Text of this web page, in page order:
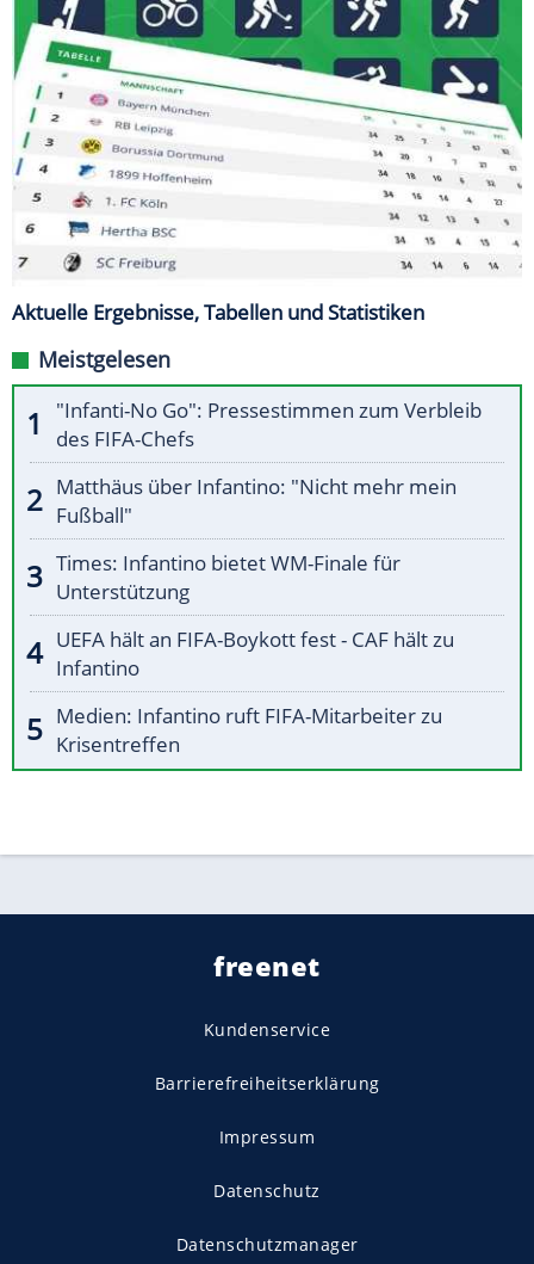
Aktuelle Ergebnisse, Tabellen und Statistiken
Meistgelesen
"Infanti-No Go": Pressestimmen zum Verbleib
des FIFA-Chefs
Matthäus über Infantino: "Nicht mehr mein
Fußball"
Times: Infantino bietet WM-Finale für
Unterstützung
UEFA hält an FIFA-Boykott fest - CAF hält zu
Infantino
Medien: Infantino ruft FIFA-Mitarbeiter zu
Krisentreffen
freenet
Kundenservice
Barrierefreiheitserklärung
Impressum
Datenschutz
Datenschutzmanager